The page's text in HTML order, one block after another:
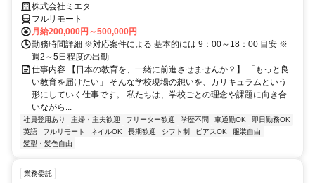
株式会社ミエタ
フルリモート
月給200,000円～500,000円
勤務時間詳細 ※対応案件による 基本的には 9：00～18：00 目安 ※
週2～5日程度の出勤
仕事内容 【日本の教育を、一緒に前進させませんか？】 「もっと良
い教育を届けたい」 そんな学校現場の想いを、カリキュラムという
形にしていく仕事です。 私たちは、学校ごとの理念や課題に向き合
いながら...
社員登用あり 主婦・主夫歓迎 フリーター歓迎 学歴不問 車通勤OK
即日勤務OK
英語
フルリモート ネイルOK 長期歓迎 シフト制 ピアスOK
服装自由
髪型・髪色自由
業務委託